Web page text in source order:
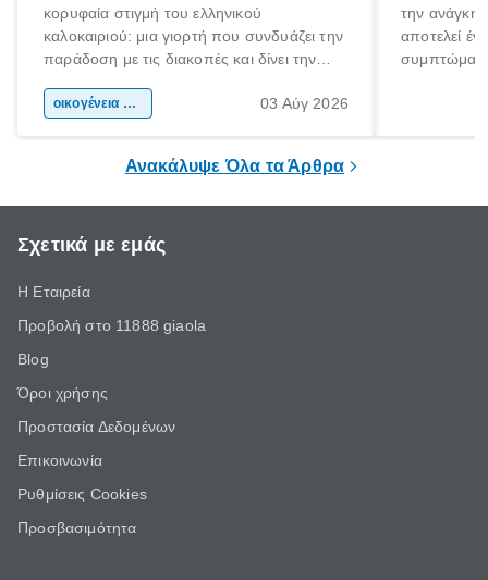
κορυφαία στιγμή του ελληνικού
καλοκαιριού: μια γιορτή που συνδυάζει την
παράδοση με τις διακοπές και δίνει την
χώρας. Είτε πρόκειται για λίγες μέρες
οικογένεια & παιδί 03 Αύγ 2026
την ανάγκη
αποτελεί
Ανακάλυψε Όλα τα Άρθρα
Σχετικά με εμάς
Η Εταιρεία
Προβολή στο 11888 giaola
Blog
Όροι χρήσης
Προστασία Δεδομένων
Επικοινωνία
Ρυθμίσεις Cookies
Προσβασιμότητα